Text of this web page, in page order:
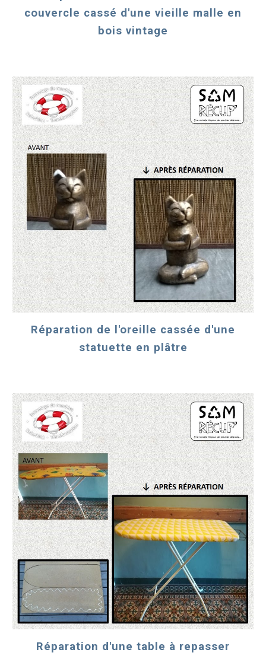
couvercle cassé d'une vieille malle en
bois vintage
Réparation de l'oreille cassée d'une
statuette en plâtre
Réparation d'une table à repasser